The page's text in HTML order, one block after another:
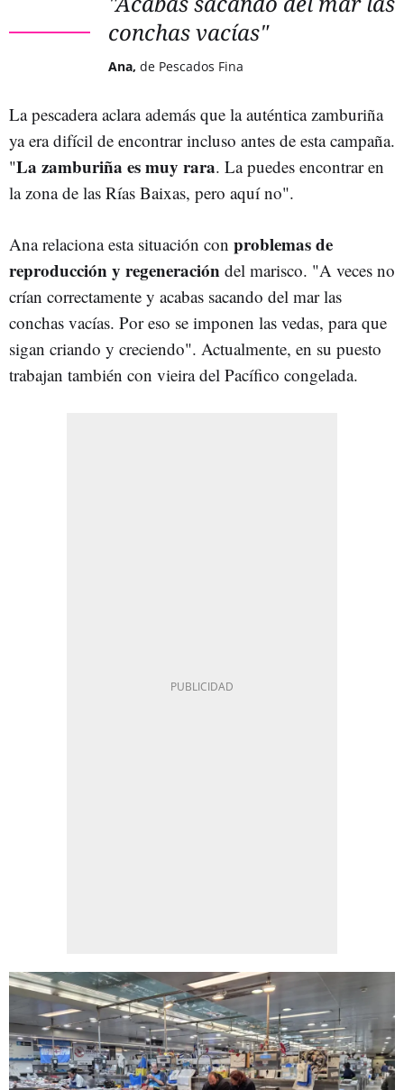
conchas vacías"
Ana, de Pescados Fina
La pescadera aclara además que la auténtica zamburiña
ya era difícil de encontrar incluso antes de esta campaña.
"La zamburiña es muy rara. La puedes encontrar en
la zona de las Rías Baixas, pero aquí no".
Ana relaciona esta situación con problemas de
reproducción y regeneración del marisco. "A veces no
crían correctamente y acabas sacando del mar las
conchas vacías. Por eso se imponen las vedas, para que
sigan criando y creciendo". Actualmente, en su puesto
trabajan también con vieira del Pacífico congelada.